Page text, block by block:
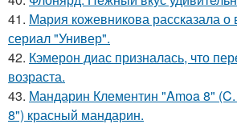
41. Мария кожевникова рассказала
сериал "Универ".
42. Кэмерон диас призналась, что
возраста.
43. Мандарин Клементин "Amoa 8"
8") красный мандарин.